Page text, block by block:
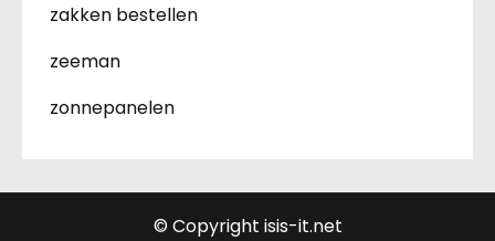
zakken bestellen
zeeman
zonnepanelen
© Copyright isis-it.net